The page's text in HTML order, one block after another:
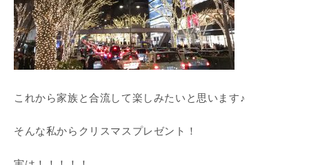
これから家族と合流して楽しみたいと思います♪
そんな私からクリスマスプレゼント！